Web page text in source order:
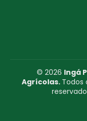
© 2026 Ingá
Agrícolas. Todos